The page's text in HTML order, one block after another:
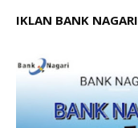
IKLAN BANK NAGARI